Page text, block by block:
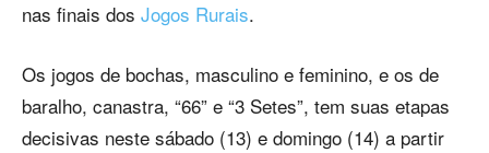
nas finais dos Jogos Rurais.
Os jogos de bochas, masculino e feminino, e os de
baralho, canastra, “66” e “3 Setes”, tem suas etapas
decisivas neste sábado (13) e domingo (14) a partir